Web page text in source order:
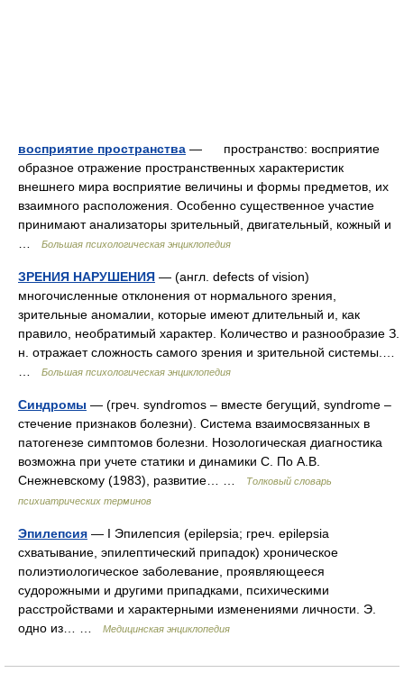
восприятие пространства — пространство: восприятие
образное отражение пространственных характеристик
внешнего мира восприятие величины и формы предметов, их
взаимного расположения. Особенно существенное участие
принимают анализаторы зрительный, двигательный, кожный и
Большая психологическая энциклопедия
ЗРЕНИЯ НАРУШЕНИЯ — (англ. defects of vision)
многочисленные отклонения от нормального зрения,
зрительные аномалии, которые имеют длительный и, как
правило, необратимый характер. Количество и разнообразие З.
н. отражает сложность самого зрения и зрительной системы.…
Большая психологическая энциклопедия
Синдромы — (греч. syndromos – вместе бегущий, syndrome –
стечение признаков болезни). Система взаимосвязанных в
патогенезе симптомов болезни. Нозологическая диагностика
возможна при учете статики и динамики С. По А.В.
Снежневскому (1983), развитие… …
Толковый словарь
психиатрических терминов
Эпилепсия — I Эпилепсия (epilepsia; греч. epilepsia
схватывание, эпилептический припадок) хроническое
полиэтиологическое заболевание, проявляющееся
судорожными и другими припадками, психическими
расстройствами и характерными изменениями личности. Э.
одно из… …
Медицинская энциклопедия